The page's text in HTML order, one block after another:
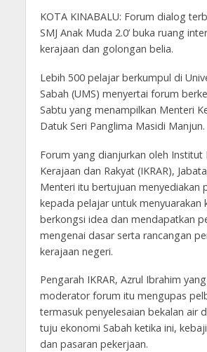
KOTA KINABALU: Forum dialog
SMJ Anak Muda 2.0’ buka ruang
kerajaan dan golongan belia.
Lebih 500 pelajar berkumpul di
Sabah (UMS) menyertai forum
Sabtu yang menampilkan Menteri
Datuk Seri Panglima Masidi Manjun.
Forum yang dianjurkan oleh Institut
Kerajaan dan Rakyat (IKRAR),
Menteri itu bertujuan menyediakan
kepada pelajar untuk menyuarakan
berkongsi idea dan mendapatkan
mengenai dasar serta rancangan
kerajaan negeri.
Pengarah IKRAR, Azrul Ibrahim
moderator forum itu mengupas
termasuk penyelesaian bekalan air
tuju ekonomi Sabah ketika ini,
dan pasaran pekerjaan.